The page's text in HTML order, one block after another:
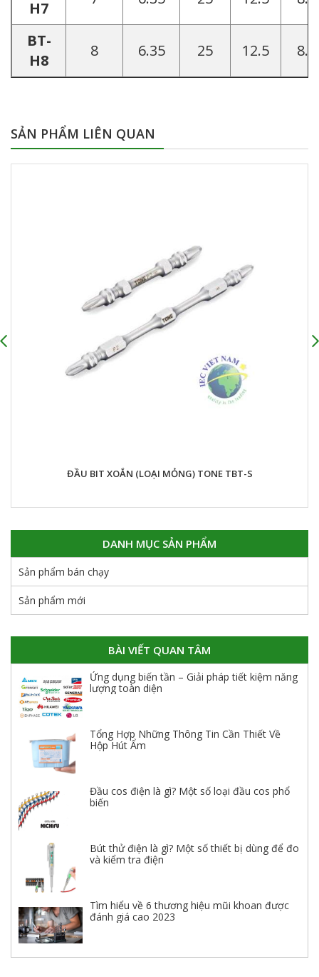
H7
BT-
H8
8 6.35 25 12.5 8.2
SẢN PHẨM LIÊN QUAN
ĐẦU BIT XOẮN (LOẠI MỎNG) TONE TBT-S
DANH MỤC SẢN PHẨM
Sản phẩm bán chạy
Sản phẩm mới
BÀI VIẾT QUAN TÂM
Ứng dụng biến tần – Giải pháp tiết kiệm năng
lượng toàn diện
Tổng Hợp Những Thông Tin Cần Thiết Về
Hộp Hút Ẩm
Đầu cos điện là gì? Một số loại đầu cos phổ
biến
Bút thử điện là gì? Một số thiết bị dùng để đo
và kiểm tra điện
Tìm hiểu về 6 thương hiệu mũi khoan được
đánh giá cao 2023